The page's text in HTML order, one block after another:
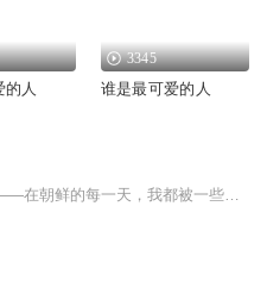
人
3345
谁是最可爱的人